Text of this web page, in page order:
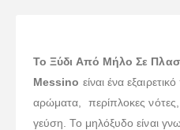
Το Ξύδι Από Μήλο Σε
Messino είναι ένα
αρώματα, περίπλοκες νότες,
γεύση. Το μηλόξυδο είναι